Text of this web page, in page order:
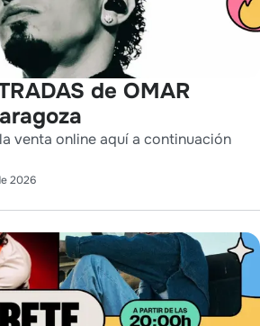
de OMAR
venta online aquí a continuación
2026